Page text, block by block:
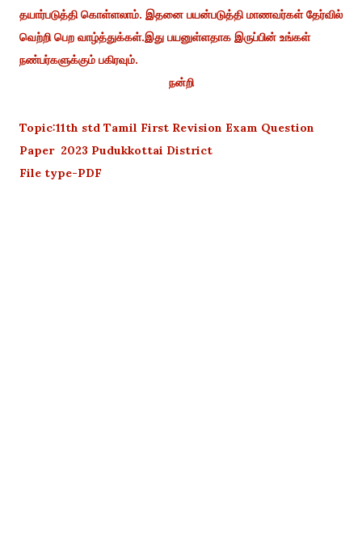
தயார்படுத்தி கொள்ளலாம். இதனை பயன்படுத்தி மாணவர்கள் தேர்வில்
வெற்றி பெற வாழ்த்துக்கள்.இது பயனுள்ளதாக இருப்பின் உங்கள்
நண்பர்களுக்கும் பகிரவும்.
நன்றி
Topic:11th std Tamil First Revision Exam Question
Paper 2023 Pudukkottai District
File type-PDF